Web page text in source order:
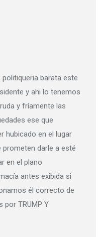
barata este
y ahi lo tenemos
y fríamente las
ese que
hubicado en el lugar
prometen darle a esté
en el plano
antes exibida si
él correcto de
por TRUMP Y